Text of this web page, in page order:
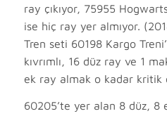
ray çıkıyor, 75955
ise hiç ray yer almıyor.
Tren seti 60198 Kargo
kıvrımlı, 16 düz ray ve 1
ek ray almak o kadar kritik
60205’te yer alan 8 düz, 8